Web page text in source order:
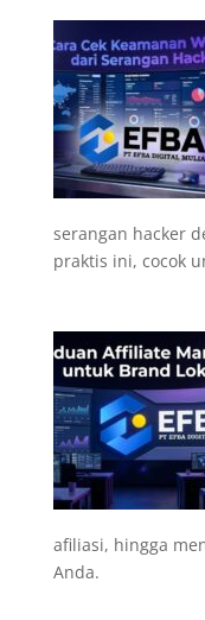
serangan hacker
praktis ini, cocok
afiliasi, hingga
Anda.